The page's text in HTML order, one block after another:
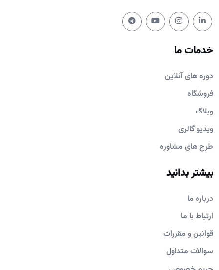
خدمات ما
دوره های آنلاین
فروشگاه
وبلاگ
ویدیو گالری
طرح های مشاوره
بیشتر بدانید
درباره ما
ارتباط با ما
قوانین و مقررات
سوالات متداول